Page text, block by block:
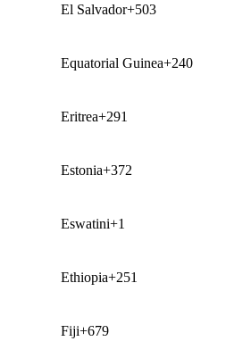
El Salvador+503
Equatorial Guinea+240
Eritrea+291
Estonia+372
Eswatini+1
Ethiopia+251
Fiji+679